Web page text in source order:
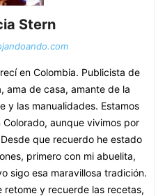
Stern
en Colombia. Publicista de
ama de casa, amante de la
y las manualidades. Estamos
aunque vivimos por
que recuerdo he estado
primero con mi abuelita,
sigo esa maravillosa tradición.
retome y recuerde las recetas,